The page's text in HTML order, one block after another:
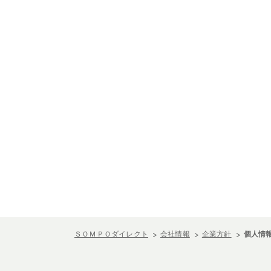
ＳＯＭＰＯダイレクト 会社情報 企業方針 個人情